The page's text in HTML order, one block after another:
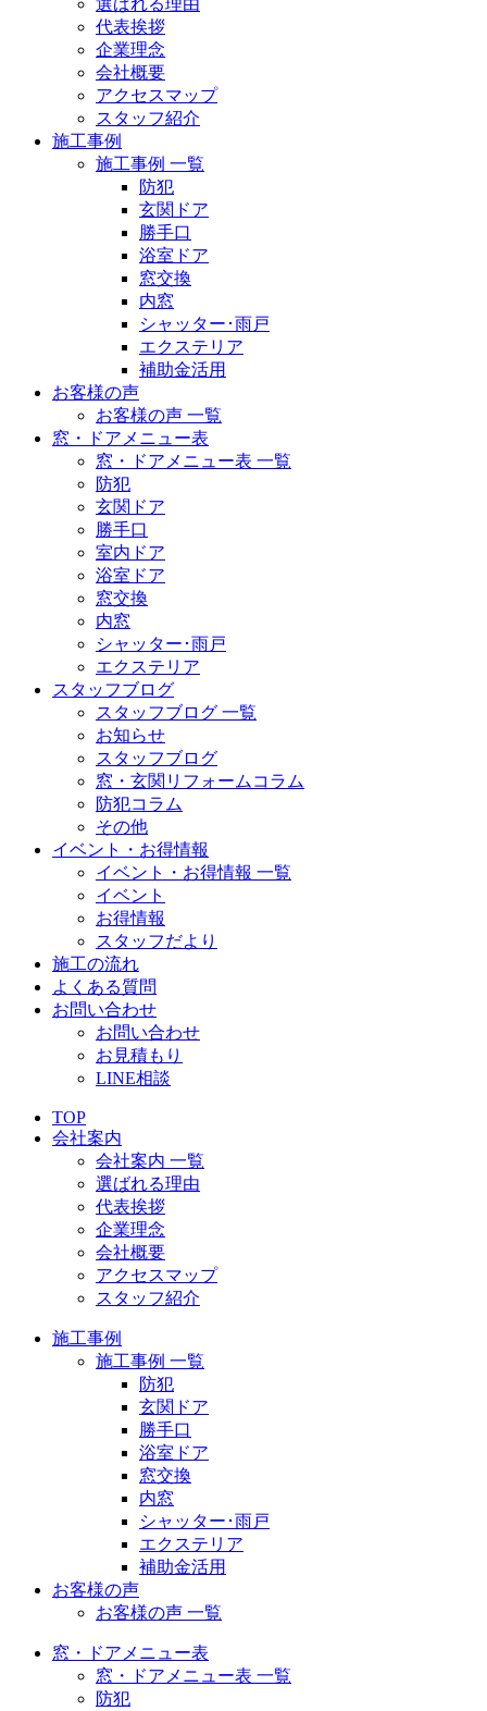
代表挨拶
企業理念
会社概要
アクセスマップ
スタッフ紹介
施工事例
施工事例 一覧
防犯
玄関ドア
勝手口
浴室ドア
窓交換
内窓
シャッター･雨戸
エクステリア
補助金活用
お客様の声
お客様の声 一覧
窓・ドアメニュー表
窓・ドアメニュー表 一覧
防犯
玄関ドア
勝手口
室内ドア
浴室ドア
窓交換
内窓
シャッター･雨戸
エクステリア
スタッフブログ
スタッフブログ 一覧
お知らせ
スタッフブログ
窓・玄関リフォームコラム
防犯コラム
その他
イベント・お得情報
イベント・お得情報 一覧
イベント
お得情報
スタッフだより
施工の流れ
よくある質問
お問い合わせ
お問い合わせ
お見積もり
LINE相談
TOP
会社案内
会社案内 一覧
選ばれる理由
代表挨拶
企業理念
会社概要
アクセスマップ
スタッフ紹介
施工事例
施工事例 一覧
防犯
玄関ドア
勝手口
浴室ドア
窓交換
内窓
シャッター･雨戸
エクステリア
補助金活用
お客様の声
お客様の声 一覧
窓・ドアメニュー表
窓・ドアメニュー表 一覧
防犯